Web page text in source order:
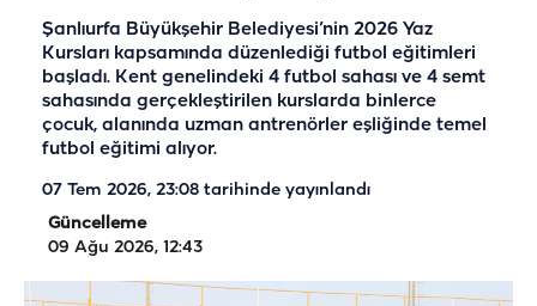
Şanlıurfa Büyükşehir Belediyesi’nin 2026 Yaz
Kursları kapsamında düzenlediği futbol eğitimleri
başladı. Kent genelindeki 4 futbol sahası ve 4 semt
sahasında gerçekleştirilen kurslarda binlerce
çocuk, alanında uzman antrenörler eşliğinde temel
futbol eğitimi alıyor.
07 Tem 2026, 23:08 tarihinde yayınlandı
Güncelleme
09 Ağu 2026, 12:43